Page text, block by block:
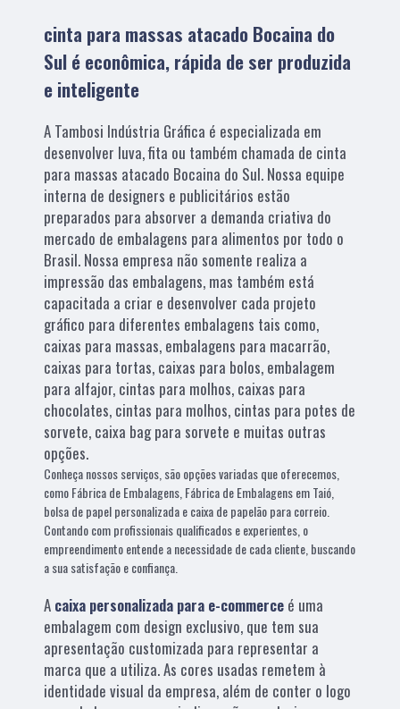
cinta para massas atacado Bocaina do
Sul é econômica, rápida de ser produzida
e inteligente
A Tambosi Indústria Gráfica é especializada em
desenvolver luva, fita ou também chamada de cinta
para massas atacado Bocaina do Sul. Nossa equipe
interna de designers e publicitários estão
preparados para absorver a demanda criativa do
mercado de embalagens para alimentos por todo o
Brasil. Nossa empresa não somente realiza a
impressão das embalagens, mas também está
capacitada a criar e desenvolver cada projeto
gráfico para diferentes embalagens tais como,
caixas para massas, embalagens para macarrão,
caixas para tortas, caixas para bolos, embalagem
para alfajor, cintas para molhos, caixas para
chocolates, cintas para molhos, cintas para potes de
sorvete, caixa bag para sorvete e muitas outras
opções.
Conheça nossos serviços, são opções variadas que oferecemos,
como Fábrica de Embalagens, Fábrica de Embalagens em Taió,
bolsa de papel personalizada e caixa de papelão para correio.
Contando com profissionais qualificados e experientes, o
empreendimento entende a necessidade de cada cliente, buscando
a sua satisfação e confiança.
A caixa personalizada para e-commerce é uma
embalagem com design exclusivo, que tem sua
apresentação customizada para representar a
marca que a utiliza. As cores usadas remetem à
identidade visual da empresa, além de conter o logo